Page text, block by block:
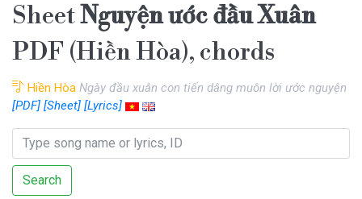
SheetNguyện ước đầu Xuân
PDF (Hiền Hòa), chords
Hiền Hòa Ngày đầu xuân con tiến dâng muôn lời ước nguyện
[PDF] [Sheet] [Lyrics]
Search